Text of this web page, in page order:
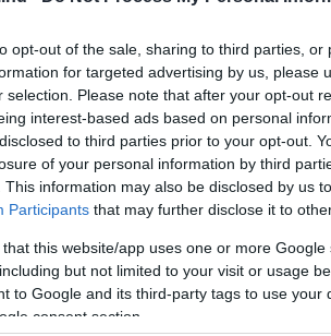
opt-out of the sale, sharing to third parties,
for targeted advertising by us, please
selection. Please note that after your opt-out
interest-based ads based on personal
to third parties prior to your opt-out.
of your personal information by third
This information may also be disclosed by us
Participants that may further disclose it to
that this website/app uses one or more
but not limited to your visit or usage
to Google and its third-party tags to use your
consent section.
csatlakozás, melyet nagyon
az Android vagy iOS
Vezérelhetjük saját
telefon billentésével.
hogy a világ bármely
az irányítást.
bármikor magunkkal vihetjük a